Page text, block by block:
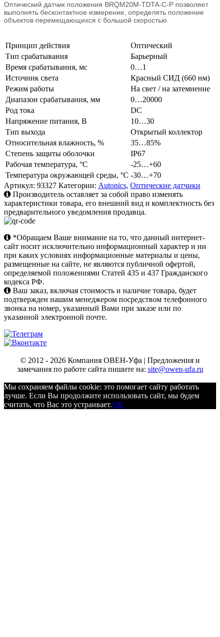
Оптический датчик положения BRQM20M-TDTA-C-P позволяет
выполнять бесконтактное измерение, определять положение
объектов перемещающихся с большой скоростью.
Принцип действия
Оптический
Тип срабатывания
Барьерный
Время срабатывания, мс
0…1
Источник света
Красный СИД (660 нм)
Режим работы
На свет / на затемнение
Диапазон срабатывания, мм
0…20000
Род тока
DC
Напряжение питания, В
10…30
Тип выхода
Открытый коллектор
Относительная влажность, %
35…85%
Степень защиты оболочки
IP67
Рабочая температура, °C
-25…+60
Температура окружающей среды, °C -30…+70
Артикул: 93327 Категории: Autonics, Оптические датчики
Производитель оставляет за собой право изменять
характеристики товара, его внешний вид и комплектность без
предварительного уведомления продавца.
*Обращаем Ваше внимание на то, что данный интернет-
сайт носит исключительно информационный характер и ни
при каких условиях информационные материалы и цены,
размещенные на сайте, не являются публичной офертой,
определяемой положениями Статей 435 и 437 Гражданского
кодекса РФ.
Ваш заказ, включая стоимость и наличие товара, будет
подтвержден нашим менеджером посредством телефонного
звонка на номер, указанный Вами при заказе или по
указанной электронной почте.
© 2012 - 2026 Компания ОВЕН-Уфа | Предложения и
замечания по работе сайта пишите на: site@owen-ufa.ru
Мы cохраняем файлы cookie: это помогает сайту работать
лучше. Если Вы продолжите использовать сайт, мы будем
считать, что Вас это устраивает.ОК